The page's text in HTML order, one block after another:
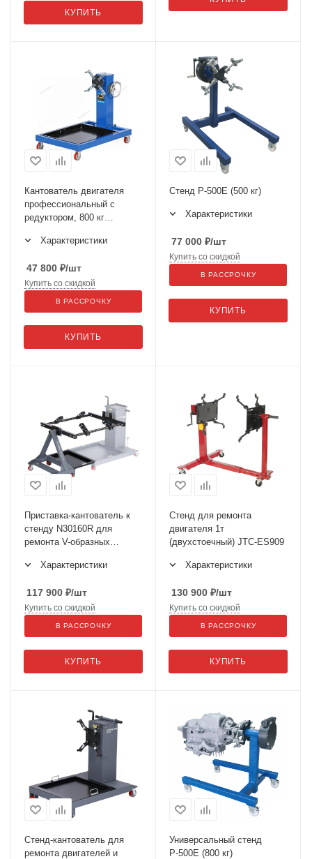
КУПИТЬ
Кантователь двигателя
профессиональный с
редуктором, 800 кг
Характеристики
47 800 ₽/шт
КУПИТЬ
Купить со скидкой
В РАССРОЧКУ
Стенд Р-500Е (500 кг)
Характеристики
77 000 ₽/шт
КУПИТЬ
Купить со скидкой
В РАССРОЧКУ
Приставка-кантователь к
стенду N30160R для
ремонта V-образных
Характеристики
117 900 ₽/шт
КУПИТЬ
Купить со скидкой
В РАССРОЧКУ
Стенд для ремонта
двигателя 1т
(двухстоечный) JTC-ES909
Характеристики
130 900 ₽/шт
КУПИТЬ
Купить со скидкой
В РАССРОЧКУ
Стенд-кантователь для
ремонта двигателей и
Универсальный стенд
Р-500Е (800 кг)